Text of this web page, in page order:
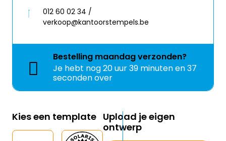
012 60 02 34 /
verkoop@kantoorstempels.be
Bestelling maandagverzonden?
Je hebt nog20 uur 39 minuten en 36
seconden over
Kies een template Upload je eigen
ontwerp